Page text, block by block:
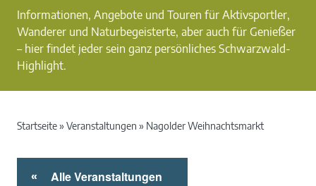
Informationen, Angebote und Touren für Aktivsportler,
Wanderer und Naturbegeisterte, aber auch für Genießer
– hier findet jeder sein ganz persönliches Schwarzwald-
Highlight.
Startseite» Veranstaltungen » Nagolder Weihnachtsmarkt
« Alle Veranstaltungen